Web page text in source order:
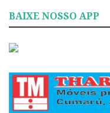
BAIXE NOSSO APP